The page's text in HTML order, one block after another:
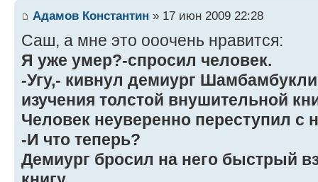
Адамов Константин » 17 июн 2009 22:28
Саш, а мне это ооочень нравится:
Я уже умер?-спросил человек.
-Угу,- кивнул демиург
изучения толстой внушительной
Человек неуверенно переступил с
-И что теперь?
Демиург бросил на него быстрый